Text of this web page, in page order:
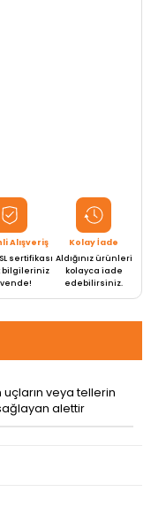
Alışveriş
sertifikası
bilgileriniz
Kolay İade
Aldığınız ürünleri
kolayca iade
edebilirsiniz.
uçların veya tellerin
sağlayan alettir